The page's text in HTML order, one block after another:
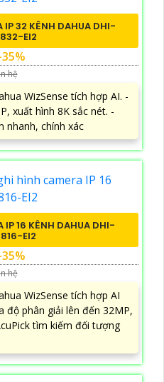
IP 32 KÊNH DAHUA DHI-
EI2
hệ
WizSense tích hợp AI. -
xuất hình 8K sắc nét. -
nhanh, chính xác
IP 16 KÊNH DAHUA DHI-
EI2
hệ
WizSense tích hợp AI
độ phân giải lên đến 32MP,
tìm kiếm đối tượng